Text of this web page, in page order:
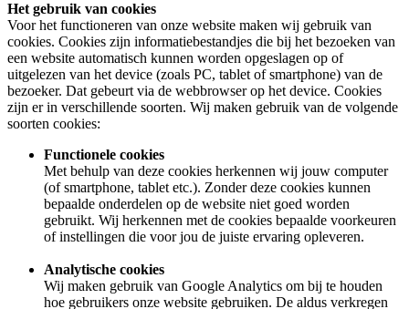
Het gebruik van cookies
Voor het functioneren van onze website maken wij gebruik van
cookies. Cookies zijn informatiebestandjes die bij het bezoeken van
een website automatisch kunnen worden opgeslagen op of
uitgelezen van het device (zoals PC, tablet of smartphone) van de
bezoeker. Dat gebeurt via de webbrowser op het device. Cookies
zijn er in verschillende soorten. Wij maken gebruik van de volgende
soorten cookies:
Functionele cookies
Met behulp van deze cookies herkennen wij jouw computer
(of smartphone, tablet etc.). Zonder deze cookies kunnen
bepaalde onderdelen op de website niet goed worden
gebruikt. Wij herkennen met de cookies bepaalde voorkeuren
of instellingen die voor jou de juiste ervaring opleveren.
Analytische cookies
Wij maken gebruik van Google Analytics om bij te houden
hoe gebruikers onze website gebruiken. De aldus verkregen